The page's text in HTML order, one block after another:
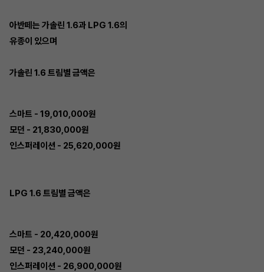
아반떼는 가솔린 1.6과 LPG 1.6의
유종이 있으며
가솔린 1.6 트림별 금액은
스마트 - 19,010,000원
모던 - 21,830,000원
인스퍼레이션 - 25,620,000원
LPG 1.6 트림별 금액은
스마트 - 20,420,000원
모던 - 23,240,000원
인스퍼레이션 - 26,900,000원